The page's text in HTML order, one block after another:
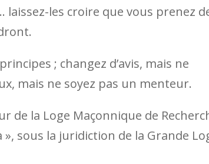
les croire que vous prenez
; changez d’avis, mais ne
mais ne soyez pas un menteur.
de la Loge Maçonnique de
sous la juridiction de la Grande